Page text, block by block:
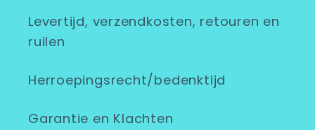
Levertijd, verzendkosten, retouren en
ruilen
Herroepingsrecht/bedenktijd
Garantie en Klachten